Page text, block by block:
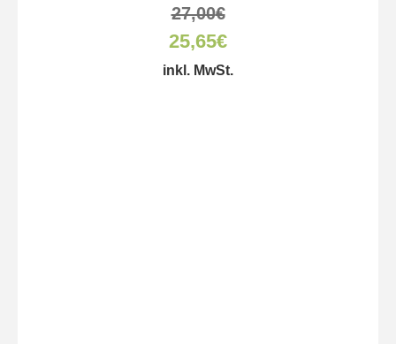
27,00€
25,65€
inkl. MwSt.